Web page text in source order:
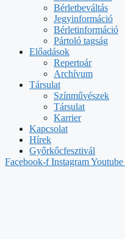
Bérletbeváltás
Jegyinformáció
Bérletinformáció
Pártoló tagság
Előadások
Repertoár
Archívum
Társulat
Színművészek
Társulat
Karrier
Kapcsolat
Hírek
Győrkőcfesztivál
Facebook-f InstagramYoutube